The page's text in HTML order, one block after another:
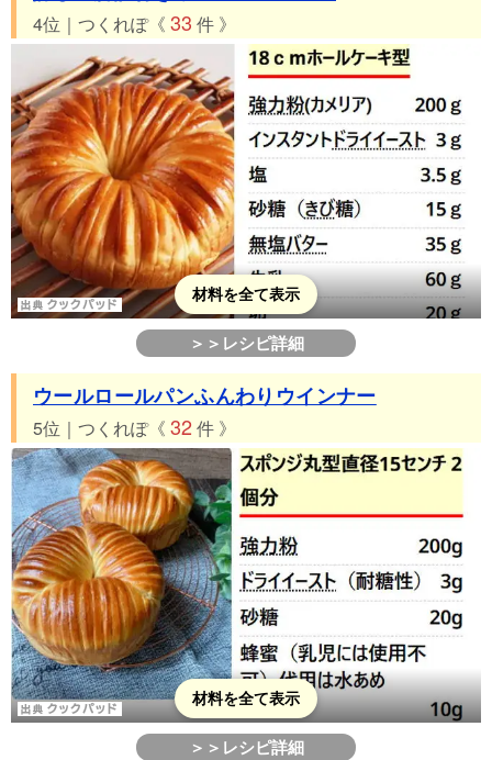
4位｜つくれぽ《 33 件 》
材料を全て表示
＞＞レシピ詳細
ウールロールパンふんわりウインナー
5位｜つくれぽ《 32 件 》
材料を全て表示
＞＞レシピ詳細